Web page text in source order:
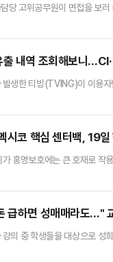
당 고위공무원이 면접을 보
학 강의를 나가고 컨설턴트
내역 조회해보니
생한 티빙(TVING)이 이용
따른 후속 대응이다.티빙은
시코 핵심 센터백, 19
홍명보호에는 큰 호재로
첫 번째 경기였다.8만여 관
급하면 성매매라도…"
의 중 학생들을 대상으로 성